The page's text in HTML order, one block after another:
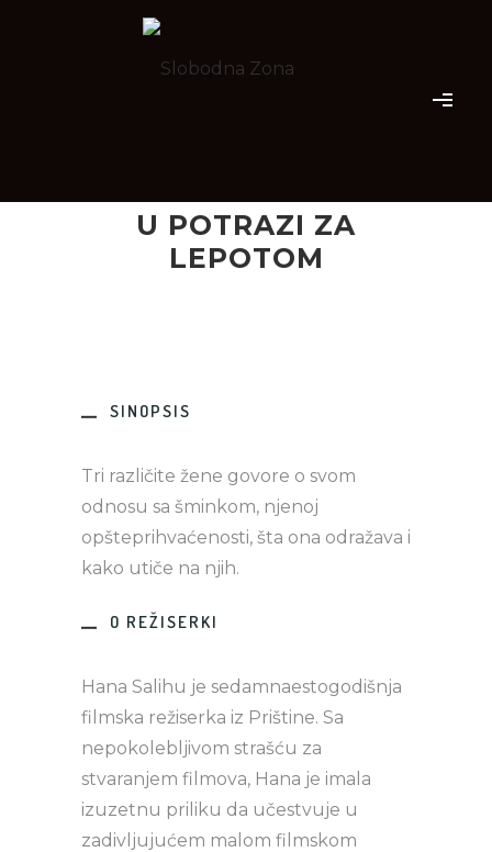
U POTRAZI ZA
LEPOTOM
SINOPSIS
Tri različite žene govore o svom
odnosu sa šminkom, njenoj
opšteprihvaćenosti, šta ona odražava i
kako utiče na njih.
O REŽISERKI
Hana Salihu je sedamnaestogodišnja
filmska režiserka iz Prištine. Sa
nepokolebljivom strašću za
stvaranjem filmova, Hana je imala
izuzetnu priliku da učestvuje u
zadivljujućem malom filmskom